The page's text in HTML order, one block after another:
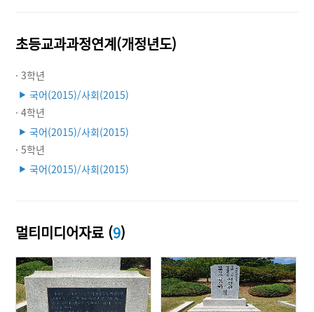
초등교과과정연계(개정년도)
· 3학년
▶ 국어(2015)/사회(2015)
· 4학년
▶ 국어(2015)/사회(2015)
· 5학년
▶ 국어(2015)/사회(2015)
멀티미디어자료 (9)